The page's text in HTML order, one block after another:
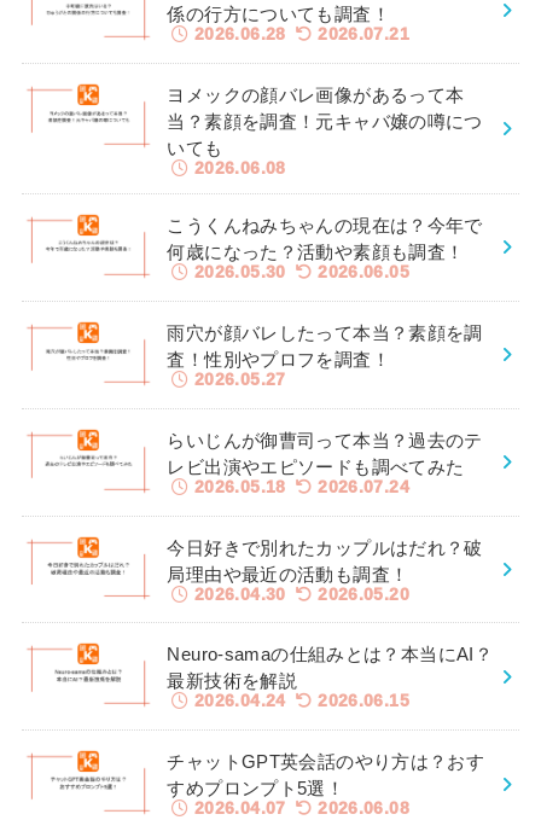
係の行方についても調査！
2026.06.28 2026.07.21
ヨメックの顔バレ画像があるって本
当？素顔を調査！元キャバ嬢の噂につ
いても
2026.06.08
こうくんねみちゃんの現在は？今年で
何歳になった？活動や素顔も調査！
2026.05.30 2026.06.05
雨穴が顔バレしたって本当？素顔を調
査！性別やプロフを調査！
2026.05.27
らいじんが御曹司って本当？過去のテ
レビ出演やエピソードも調べてみた
2026.05.18 2026.07.24
今日好きで別れたカップルはだれ？破
局理由や最近の活動も調査！
2026.04.30 2026.05.20
Neuro-samaの仕組みとは？本当にAI？
最新技術を解説
2026.04.24 2026.06.15
チャットGPT英会話のやり方は？おす
すめプロンプト5選！
2026.04.07 2026.06.08